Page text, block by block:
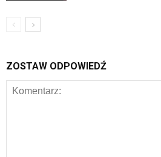
ZOSTAW ODPOWIEDŹ